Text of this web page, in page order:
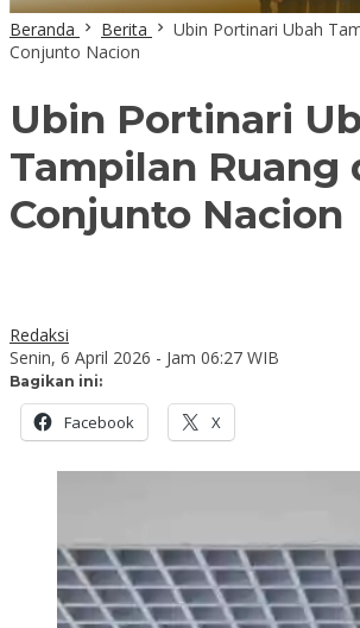
Beranda Berita
Ubin Portinari Ubah
Conjunto Nacion
Ubin Portinari
Tampilan Ruang
Conjunto Nacion
Redaksi
Senin, 6 April 2026 - Jam 06:27 WIB
Bagikan ini:
Facebook X